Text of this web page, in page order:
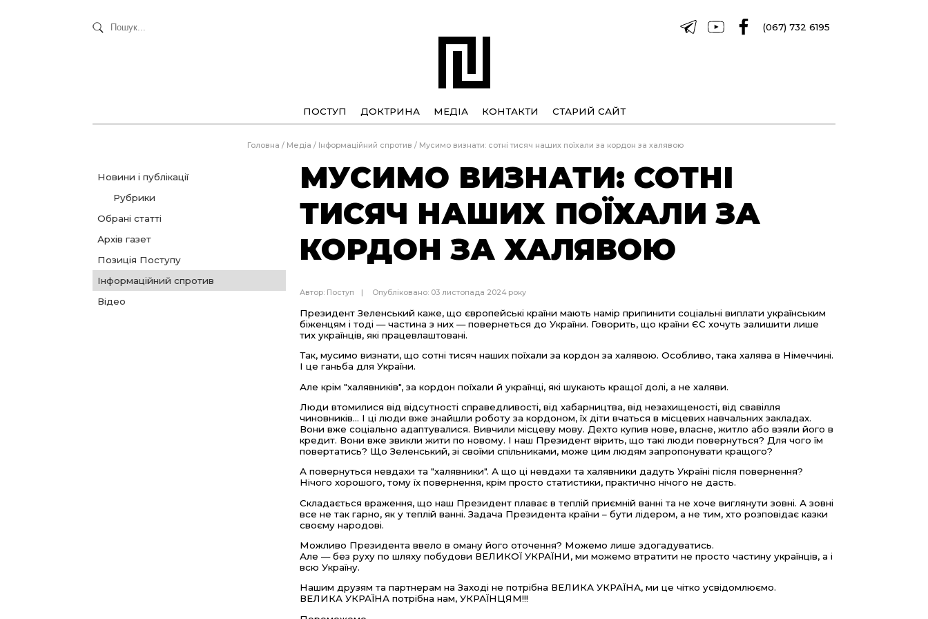
(067) 732 6195
ПОСТУП ДОКТРИНА МЕДІА КОНТАКТИ СТАРИЙ САЙТ
Головна / Медіа / Інформаційний спротив / Мусимо визнати: сотні тисяч наших поїхали за кордон за халявою
Новини і публікації
Рубрики
Обрані статті
Архів газет
Позиція Поступу
Інформаційний спротив
Відео
МУСИМО ВИЗНАТИ: СОТНІ
ТИСЯЧ НАШИХ ПОЇХАЛИ ЗА
КОРДОН ЗА ХАЛЯВОЮ
Автор: Поступ Опубліковано: 03 листопада 2024 року
Президент Зеленський каже, що європейські країни мають намір припинити соціальні виплати українським
біженцям і тоді — частина з них — повернеться до України. Говорить, що країни ЄС хочуть залишити лише
тих українців, які працевлаштовані.
Так, мусимо визнати, що сотні тисяч наших поїхали за кордон за халявою. Особливо, така халява в Німеччині.
І це ганьба для України.
Але крім "халявників", за кордон поїхали й українці, які шукають кращої долі, а не халяви.
Люди втомилися від відсутності справедливості, від хабарництва, від незахищеності, від свавілля
чиновників... І ці люди вже знайшли роботу за кордоном, їх діти вчаться в місцевих навчальних закладах.
Вони вже соціально адаптувалися. Вивчили місцеву мову. Дехто купив нове, власне, житло або взяли його в
кредит. Вони вже звикли жити по новому. І наш Президент вірить, що такі люди повернуться? Для чого їм
повертатись? Що Зеленський, зі своїми спільниками, може цим людям запропонувати кращого?
А повернуться невдахи та "халявники". А що ці невдахи та халявники дадуть Україні після повернення?
Нічого хорошого, тому їх повернення, крім просто статистики, практично нічого не дасть.
Складається враження, що наш Президент плаває в теплій приємній ванні та не хоче виглянути зовні. А зовні
все не так гарно, як у теплій ванні. Задача Президента країни – бути лідером, а не тим, хто розповідає казки
своєму народові.
Можливо Президента ввело в оману його оточення? Можемо лише здогадуватись.
Але — без руху по шляху побудови ВЕЛИКОЇ УКРАЇНИ, ми можемо втратити не просто частину українців, а і
всю Україну.
Нашим друзям та партнерам на Заході не потрібна ВЕЛИКА УКРАЇНА, ми це чітко усвідомлюємо.
ВЕЛИКА УКРАЇНА потрібна нам, УКРАЇНЦЯМ!!!